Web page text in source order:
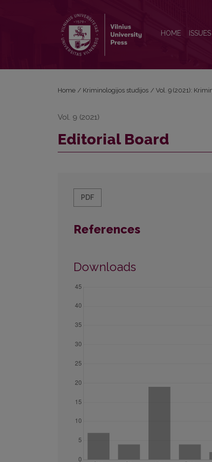
HOME ISSUES
Home / Kriminologijos studijos / Vol. 9 (2021):
Vol. 9 (2021)
Editorial Board
PDF
References
Downloads